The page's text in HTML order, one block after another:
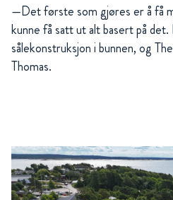
—Det første som gjøres er å få
kunne få satt ut alt basert på
sålekonstruksjon i bunnen, og
Thomas.